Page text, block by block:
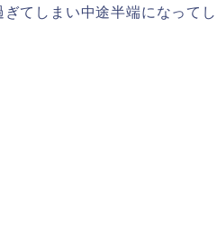
てしまい中途半端になってし